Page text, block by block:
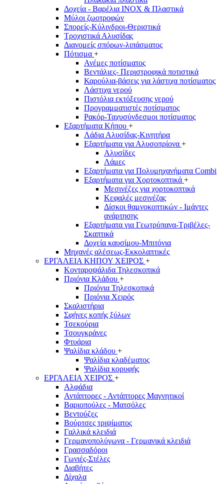
Δοχεία - Βαρέλια INOX & Πλαστικά
Μύλοι ζωοτροφών
Σπορείς-Κύλινδροι-Θεριστικά
Τροχιστικά Αλυσίδας
Διανομείς σπόρων-λιπάσματος
Πότισμα +
Ανέμες ποτίσματος
Βεντάλιες- Περιστροφικά ποτιστικά
Καρούλια-βάσεις για λάστιχα ποτίσματος
Λάστιχα νερού
Πιστόλια εκτόξευσης νερού
Προγραμματιστές ποτίσματος
Ρακόρ-Ταχυσύνδεσμοι ποτίσματος
Εξαρτήματα Κήπου +
Λάδια Αλυσίδας-Κινητήρα
Εξαρτήματα για Αλυσοπρίονα +
Αλυσίδες
Λάμες
Εξαρτήματα για Πολυμηχανήματα Combi
Εξαρτήματα για Χορτοκοπτικά +
Μεσινέζες για χορτοκοπτικά
Κεφαλές μεσινέζας
Δίσκοι θαμνοκοπτικών - Ιμάντες
ανάρτησης
Εξαρτήματα για Γεωτρύπανα-Τριβέλες-
Σκαπτικά
Δοχεία καυσίμου-Μπιτόνια
Μηχανές αλέσεως-Εκκολαπτικές
ΕΡΓΑΛΕΙΑ ΚΗΠΟΥ ΧΕΙΡΟΣ +
Κονταροψάλιδα Τηλεσκοπικά
Πριόνια Κλάδου +
Πριόνια Τηλεσκοπικά
Πριόνια Χειρός
Σκαλιστήρια
Σφήνες κοπής ξύλων
Τσεκούρια
Τσουγκράνες
Φτυάρια
Ψαλίδια κλάδου +
Ψαλίδια κλαδέματος
Ψαλίδια κορυφής
ΕΡΓΑΛΕΙΑ ΧΕΙΡΟΣ +
Αλφάδια
Αντάπτορες - Αντάπτορες Μαγνητικοί
Βαριοπούλες - Ματσόλες
Βεντούζες
Βούρτσες τριψίματος
Γαλλικά κλειδιά
Γερμανοπολύγωνα - Γερμανικά κλειδιά
Γρασσαδόροι
Γωνιές-Στέλες
Διαβήτες
Δίχαλα